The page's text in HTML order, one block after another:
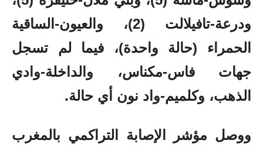
ودرعة-تافيلالت (2)، والعيون-الساقية
الحمراء (حالة واحدة)، فيما لم تسجل
جهات فاس-مكناس، والداخلة-وادي
الذهب، وكلميم-واد نون أي حالة.
ووصل مؤشر الإصابة التراكمي بالمغرب